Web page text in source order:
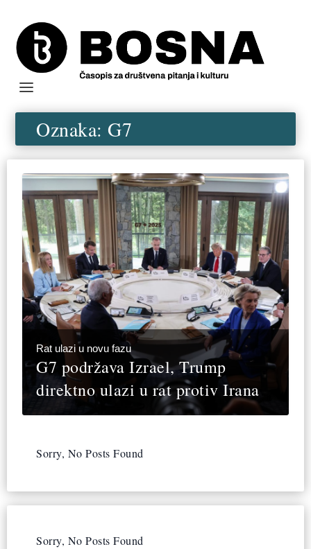
Oznaka: G7
Rat ulazi u novu fazu
G7 podržava Izrael, Trump
direktno ulazi u rat protiv Irana
Sorry, No Posts Found
Sorry, No Posts Found